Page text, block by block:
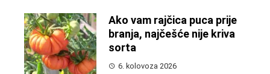
Ako vam rajčica puca prije
branja, najčešće nije kriva
sorta
6. kolovoza 2026